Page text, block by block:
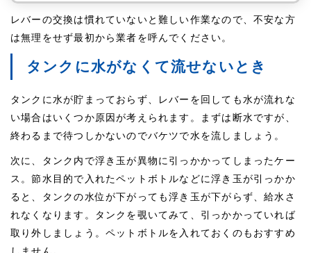
レバーの交換は慣れていないと難しい作業なので、不安な方
は無理をせず最初から業者を呼んでください。
タンクに水がなくて流せないとき
タンクに水が貯まっておらず、レバーを回しても水が流れな
い場合はいくつか原因が考えられます。まずは断水ですが、
終わるまで待つしかないのでバケツで水を流しましょう。
次に、タンク内で浮き玉が異物に引っかかってしまったケー
ス。節水目的で入れたペットボトルなどに浮き玉が引っかか
ると、タンクの水位が下がっても浮き玉が下がらず、給水さ
れなくなります。タンクを覗いてみて、引っかかっていれば
取り外しましょう。ペットボトルを入れておくのもおすすめ